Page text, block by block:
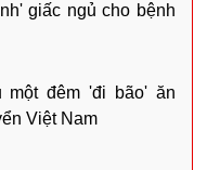
giấc ngủ cho bệnh
một đêm 'đi bão' ăn
Việt Nam